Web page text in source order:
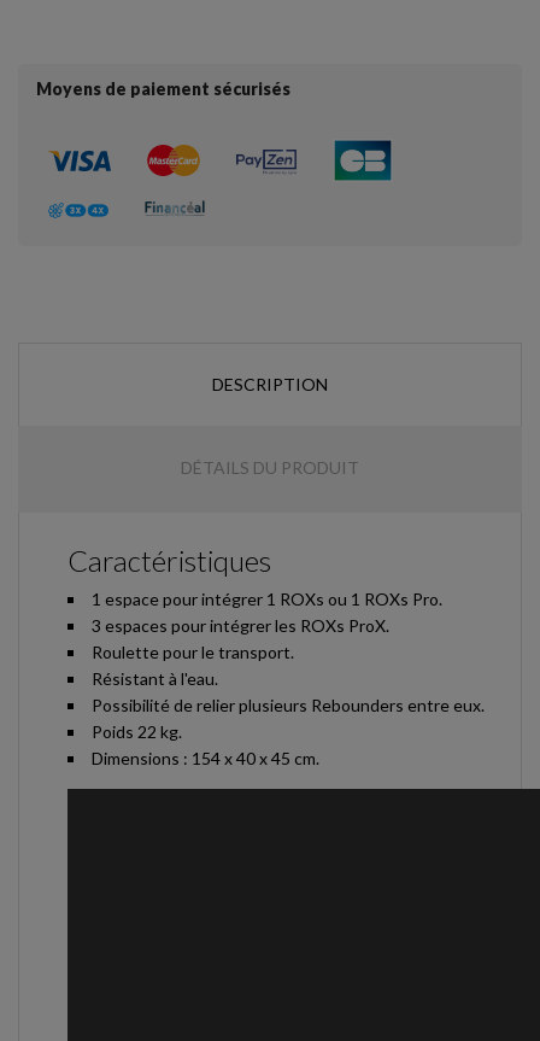
Moyens de paiement sécurisés
DESCRIPTION
DÉTAILS DU PRODUIT
Caractéristiques
1 espace pour intégrer 1 ROXs ou 1 ROXs Pro.
3 espaces pour intégrer les ROXs ProX.
Roulette pour le transport.
Résistant à l'eau.
Possibilité de relier plusieurs Rebounders entre eux.
Poids 22 kg.
Dimensions : 154 x 40 x 45 cm.